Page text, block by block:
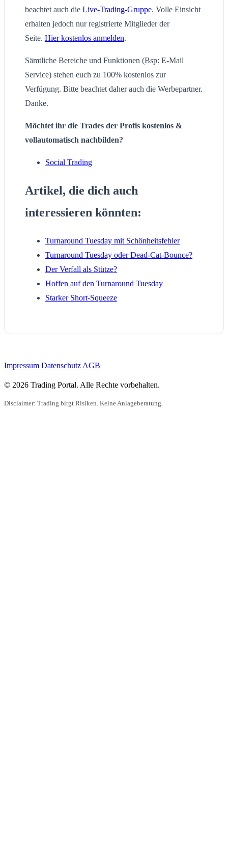
beachtet auch die Live-Trading-Gruppe. Volle Einsicht
erhalten jedoch nur registrierte Mitglieder der
Seite. Hier kostenlos anmelden.
Sämtliche Bereiche und Funktionen (Bsp: E-Mail
Service) stehen euch zu 100% kostenlos zur
Verfügung. Bitte beachtet daher auch die Werbepartner.
Danke.
Möchtet ihr die Trades der Profis kostenlos &
vollautomatisch nachbilden?
Social Trading
Artikel, die dich auch
interessieren könnten:
Turnaround Tuesday mit Schönheitsfehler
Turnaround Tuesday oder Dead-Cat-Bounce?
Der Verfall als Stütze?
Hoffen auf den Turnaround Tuesday
Starker Short-Squeeze
Impressum Datenschutz AGB
© 2026 Trading Portal. Alle Rechte vorbehalten.
Disclaimer: Trading birgt Risiken. Keine Anlageberatung.